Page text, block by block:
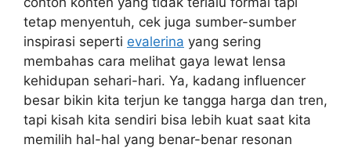
tetap menyentuh, cek juga sumber-sumber
inspirasi seperti evalerina yang sering
membahas cara melihat gaya lewat lensa
kehidupan sehari-hari. Ya, kadang influencer
besar bikin kita terjun ke tangga harga dan tren,
tapi kisah kita sendiri bisa lebih kuat saat kita
memilih hal-hal yang benar-benar resonan